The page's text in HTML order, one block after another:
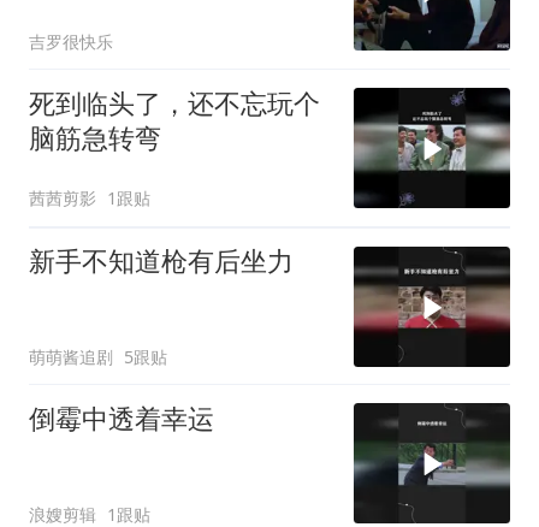
吉罗很快乐
死到临头了，还不忘玩个
脑筋急转弯
茜茜剪影 1跟贴
新手不知道枪有后坐力
萌萌酱追剧 5跟贴
倒霉中透着幸运
浪嫂剪辑 1跟贴